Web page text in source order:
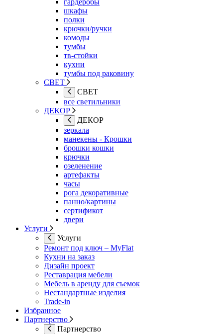
гардеробы
шкафы
полки
крючки/ручки
комоды
тумбы
тв-стойки
кухни
тумбы под раковину
СВЕТ
СВЕТ
все светильники
ДЕКОР
ДЕКОР
зеркала
манекены - Крошки
брошки кошки
крючки
озеленение
артефакты
часы
рога декоративные
панно/картины
сертификот
двери
Услуги
Услуги
Ремонт под ключ – MyFlat
Кухни на заказ
Дизайн проект
Реставрация мебели
Мебель в аренду для съемок
Нестандартные изделия
Trade-in
Избранное
Партнерство
Партнерство